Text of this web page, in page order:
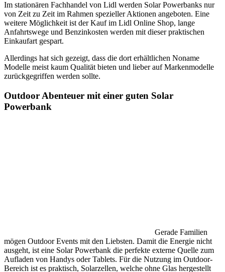
Im stationären Fachhandel von Lidl werden Solar Powerbanks nur
von Zeit zu Zeit im Rahmen spezieller Aktionen angeboten. Eine
weitere Möglichkeit ist der Kauf im Lidl Online Shop, lange
Anfahrtswege und Benzinkosten werden mit dieser praktischen
Einkaufart gespart.
Allerdings hat sich gezeigt, dass die dort erhältlichen Noname
Modelle meist kaum Qualität bieten und lieber auf Markenmodelle
zurückgegriffen werden sollte.
Outdoor Abenteuer mit einer guten Solar
Powerbank
Gerade Familien
mögen Outdoor Events mit den Liebsten. Damit die Energie nicht
ausgeht, ist eine Solar Powerbank die perfekte externe Quelle zum
Aufladen von Handys oder Tablets. Für die Nutzung im Outdoor-
Bereich ist es praktisch, Solarzellen, welche ohne Glas hergestellt